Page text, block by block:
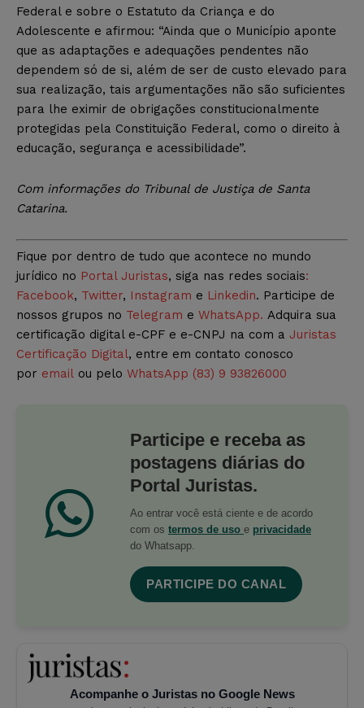
Federal e sobre o Estatuto da Criança e do
Adolescente e afirmou: “Ainda que o Município aponte
que as adaptações e adequações pendentes não
dependem só de si, além de ser de custo elevado para
sua realização, tais argumentações não são suficientes
para lhe eximir de obrigações constitucionalmente
protegidas pela Constituição Federal, como o direito à
educação, segurança e acessibilidade”.
Com informações do Tribunal de Justiça de Santa
Catarina.
Fique por dentro de tudo que acontece no mundo
jurídico no Portal Juristas, siga nas redes sociais:
Facebook, Twitter, Instagram e Linkedin. Participe de
nossos grupos no Telegram e WhatsApp. Adquira sua
certificação digital e-CPF e e-CNPJ na com a Juristas
Certificação Digital, entre em contato conosco
por email ou pelo WhatsApp (83) 9 93826000
Participe e receba as
postagens diárias do
Portal Juristas.
Ao entrar você está ciente e de acordo
com os termos de uso e privacidade
do Whatsapp.
PARTICIPE DO CANAL
Acompanhe o Juristas no Google News